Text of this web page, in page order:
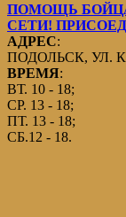
ПОМОЩЬ
СЕТИ!
АДРЕС:
ПОДОЛЬСК, УЛ.
ВРЕМЯ:
ВТ. 10 - 18;
СР. 13 - 18;
ПТ. 13 - 18;
СБ.12 - 18.